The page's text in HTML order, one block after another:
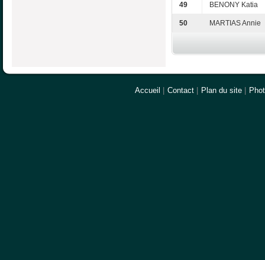
49 BENONY Katia
50 MARTIAS Annie
Accueil Contact Plan du site